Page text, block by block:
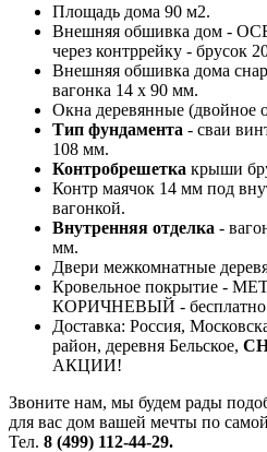
Площадь дома 90 м2.
Внешняя обшивка дом -
через контррейку - брусок
Внешняя обшивка дома
вагонка 14 х 90 мм.
Окна деревянные (двойное
Тип фундамента - сваи
108 мм.
Контробрешетка крыши
Контр маячок 14 мм под
вагонкой.
Внутренняя отделка -
мм.
Двери межкомнатные
Кровельное покрытие -
КОРИЧНЕВЫЙ -
Доставка: Россия,
район, деревня Бельское,
АКЦИИ!
Звоните нам, мы будем рады
для вас дом вашей мечты по
Тел. 8 (499) 112-44-29.